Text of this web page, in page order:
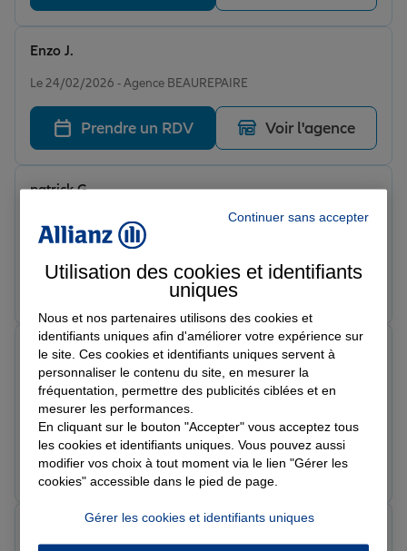
Le 24/02/2026 - Agence BEAUREPAIRE
Enzo J.
Prendre un RDV Voir l'agence
Le 23/02/2026 - Agence BEAUREPAIRE
Excellente conseillère
patrick G.
Prendre un RDV
Le 23/02/2026 - Agence BEAUREPAIRE
Très bonne agence , Annie est très pro et à l’écoute Je
recommande
Patrick L.
Prendre un RDV Voir l'agence
Note de 5 sur 5
murielle p.
Continuer sans accepter
Utilisation des cookies et identifiants
uniques
Nous et nos partenaires utilisons des cookies et
identifiants uniques afin d'améliorer votre expérience sur
le site. Ces cookies et identifiants uniques servent à
personnaliser le contenu du site, en mesurer la
fréquentation, permettre des publicités ciblées et en
mesurer les performances.
En cliquant sur le bouton "Accepter" vous acceptez tous
les cookies et identifiants uniques. Vous pouvez aussi
modifier vos choix à tout moment via le lien "Gérer les
cookies" accessible dans le pied de page.
Gérer les cookies et identifiants uniques